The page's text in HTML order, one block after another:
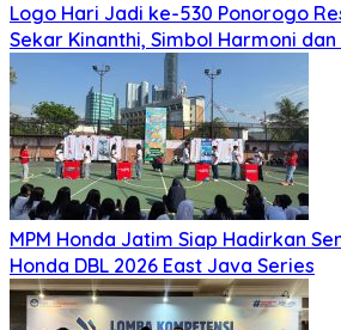
Logo Hari Jadi ke-530 Ponorogo
Sekar Kinanthi, Simbol Harmoni
MPM Honda Jatim Siap Hadirkan
Honda DBL 2026 East Java Series